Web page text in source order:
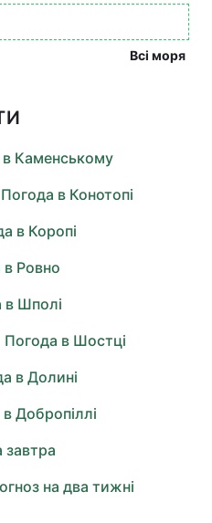
Всі моря
Каменському
Погода в Конотопі
в Коропі
Ровно
в Шполі
Погода в Шостці
в Долині
Добропіллі
завтра
на два тижні